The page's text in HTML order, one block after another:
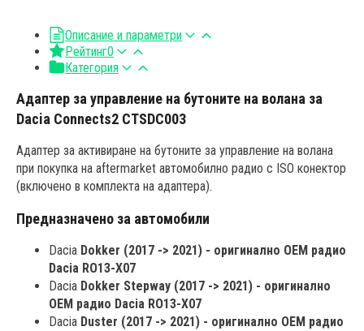
Описание и параметри
Рейтинг0
Категория
Адаптер за управление на бутоните на волана за
Dacia Connects2 CTSDC003
Адаптер за активиране на бутоните за управление на волана
при покупка на aftermarket автомобилно радио с ISO конектор
(включено в комплекта на адаптера).
Предназначено за автомобили
Dacia Dokker (2017 -> 2021) - оригинално OEM радио
Dacia RO13-X07
Dacia Dokker Stepway (2017 -> 2021) - оригинално
OEM радио Dacia RO13-X07
Dacia Duster (2017 -> 2021) - оригинално OEM радио